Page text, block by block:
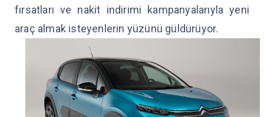
fırsatları ve nakit indirimi kampanyalarıyla yeni
araç almak isteyenlerin yüzünü güldürüyor.